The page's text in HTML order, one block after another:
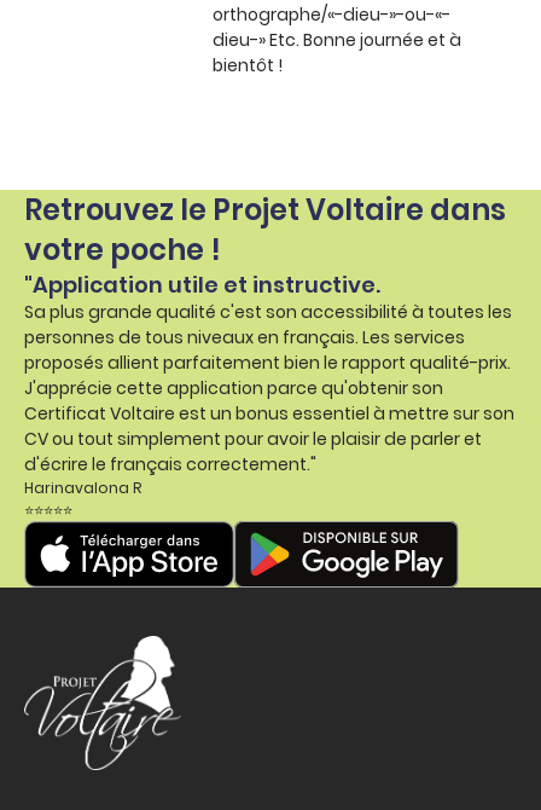
orthographe/«-dieu-»-ou-«-
dieu-» Etc. Bonne journée et à
bientôt !
Retrouvez le Projet Voltaire dans
votre poche !
"Application utile et instructive.
Sa plus grande qualité c'est son accessibilité à toutes les
personnes de tous niveaux en français. Les services
proposés allient parfaitement bien le rapport qualité-prix.
J'apprécie cette application parce qu'obtenir son
Certificat Voltaire est un bonus essentiel à mettre sur son
CV ou tout simplement pour avoir le plaisir de parler et
d'écrire le français correctement."
Harinavalona R
⭐⭐⭐⭐⭐